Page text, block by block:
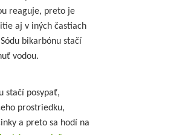
reaguje, preto je
aj v iných častiach
bikarbónu stačí
vodou.
stačí posypať,
prostriedku,
a preto sa hodí na